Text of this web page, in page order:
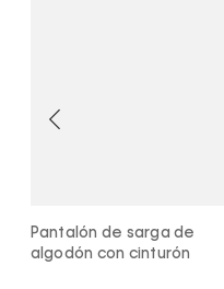
Pantalón de sarga de
algodón con cinturón